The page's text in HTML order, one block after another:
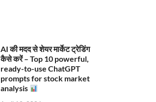
AI की मदद से शेयर मार्केट ट्रेडिंग
कैसे करें – Top 10 powerful,
ready-to-use ChatGPT
prompts for stock market
analysis